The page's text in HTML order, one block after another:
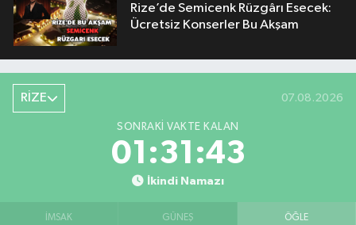
Rize’de Semicenk Rüzgârı Esecek:
Ücretsiz Konserler Bu Akşam
RİZE 07.08.2026
SONRAKI VAKTE KALAN
01:31:42
İkindi Namazı
İMSAK GÜNEŞ ÖĞLE